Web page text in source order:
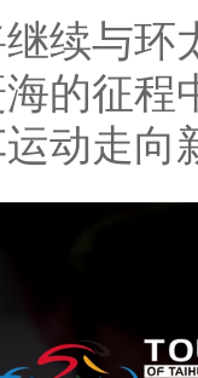
续与环
的征程
动走向